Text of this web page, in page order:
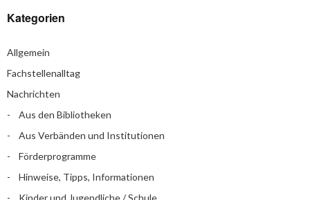
Kategorien
Allgemein
Fachstellenalltag
Nachrichten
Aus den Bibliotheken
Aus Verbänden und Institutionen
Förderprogramme
Hinweise, Tipps, Informationen
Kinder und Jugendliche / Schule